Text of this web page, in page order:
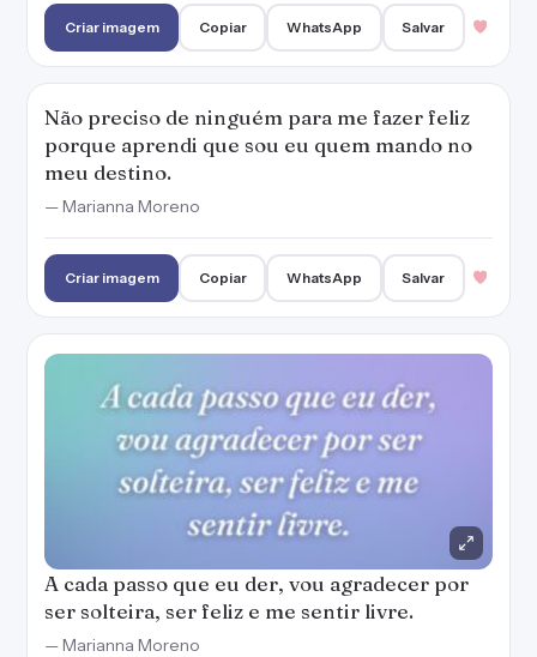
Criar imagem Copiar WhatsApp Salvar
Não preciso de ninguém para me fazer feliz
porque aprendi que sou eu quem mando no
meu destino.
— Marianna Moreno
Criar imagem Copiar WhatsApp Salvar
A cada passo que eu der, vou agradecer por
ser solteira, ser feliz e me sentir livre.
— Marianna Moreno